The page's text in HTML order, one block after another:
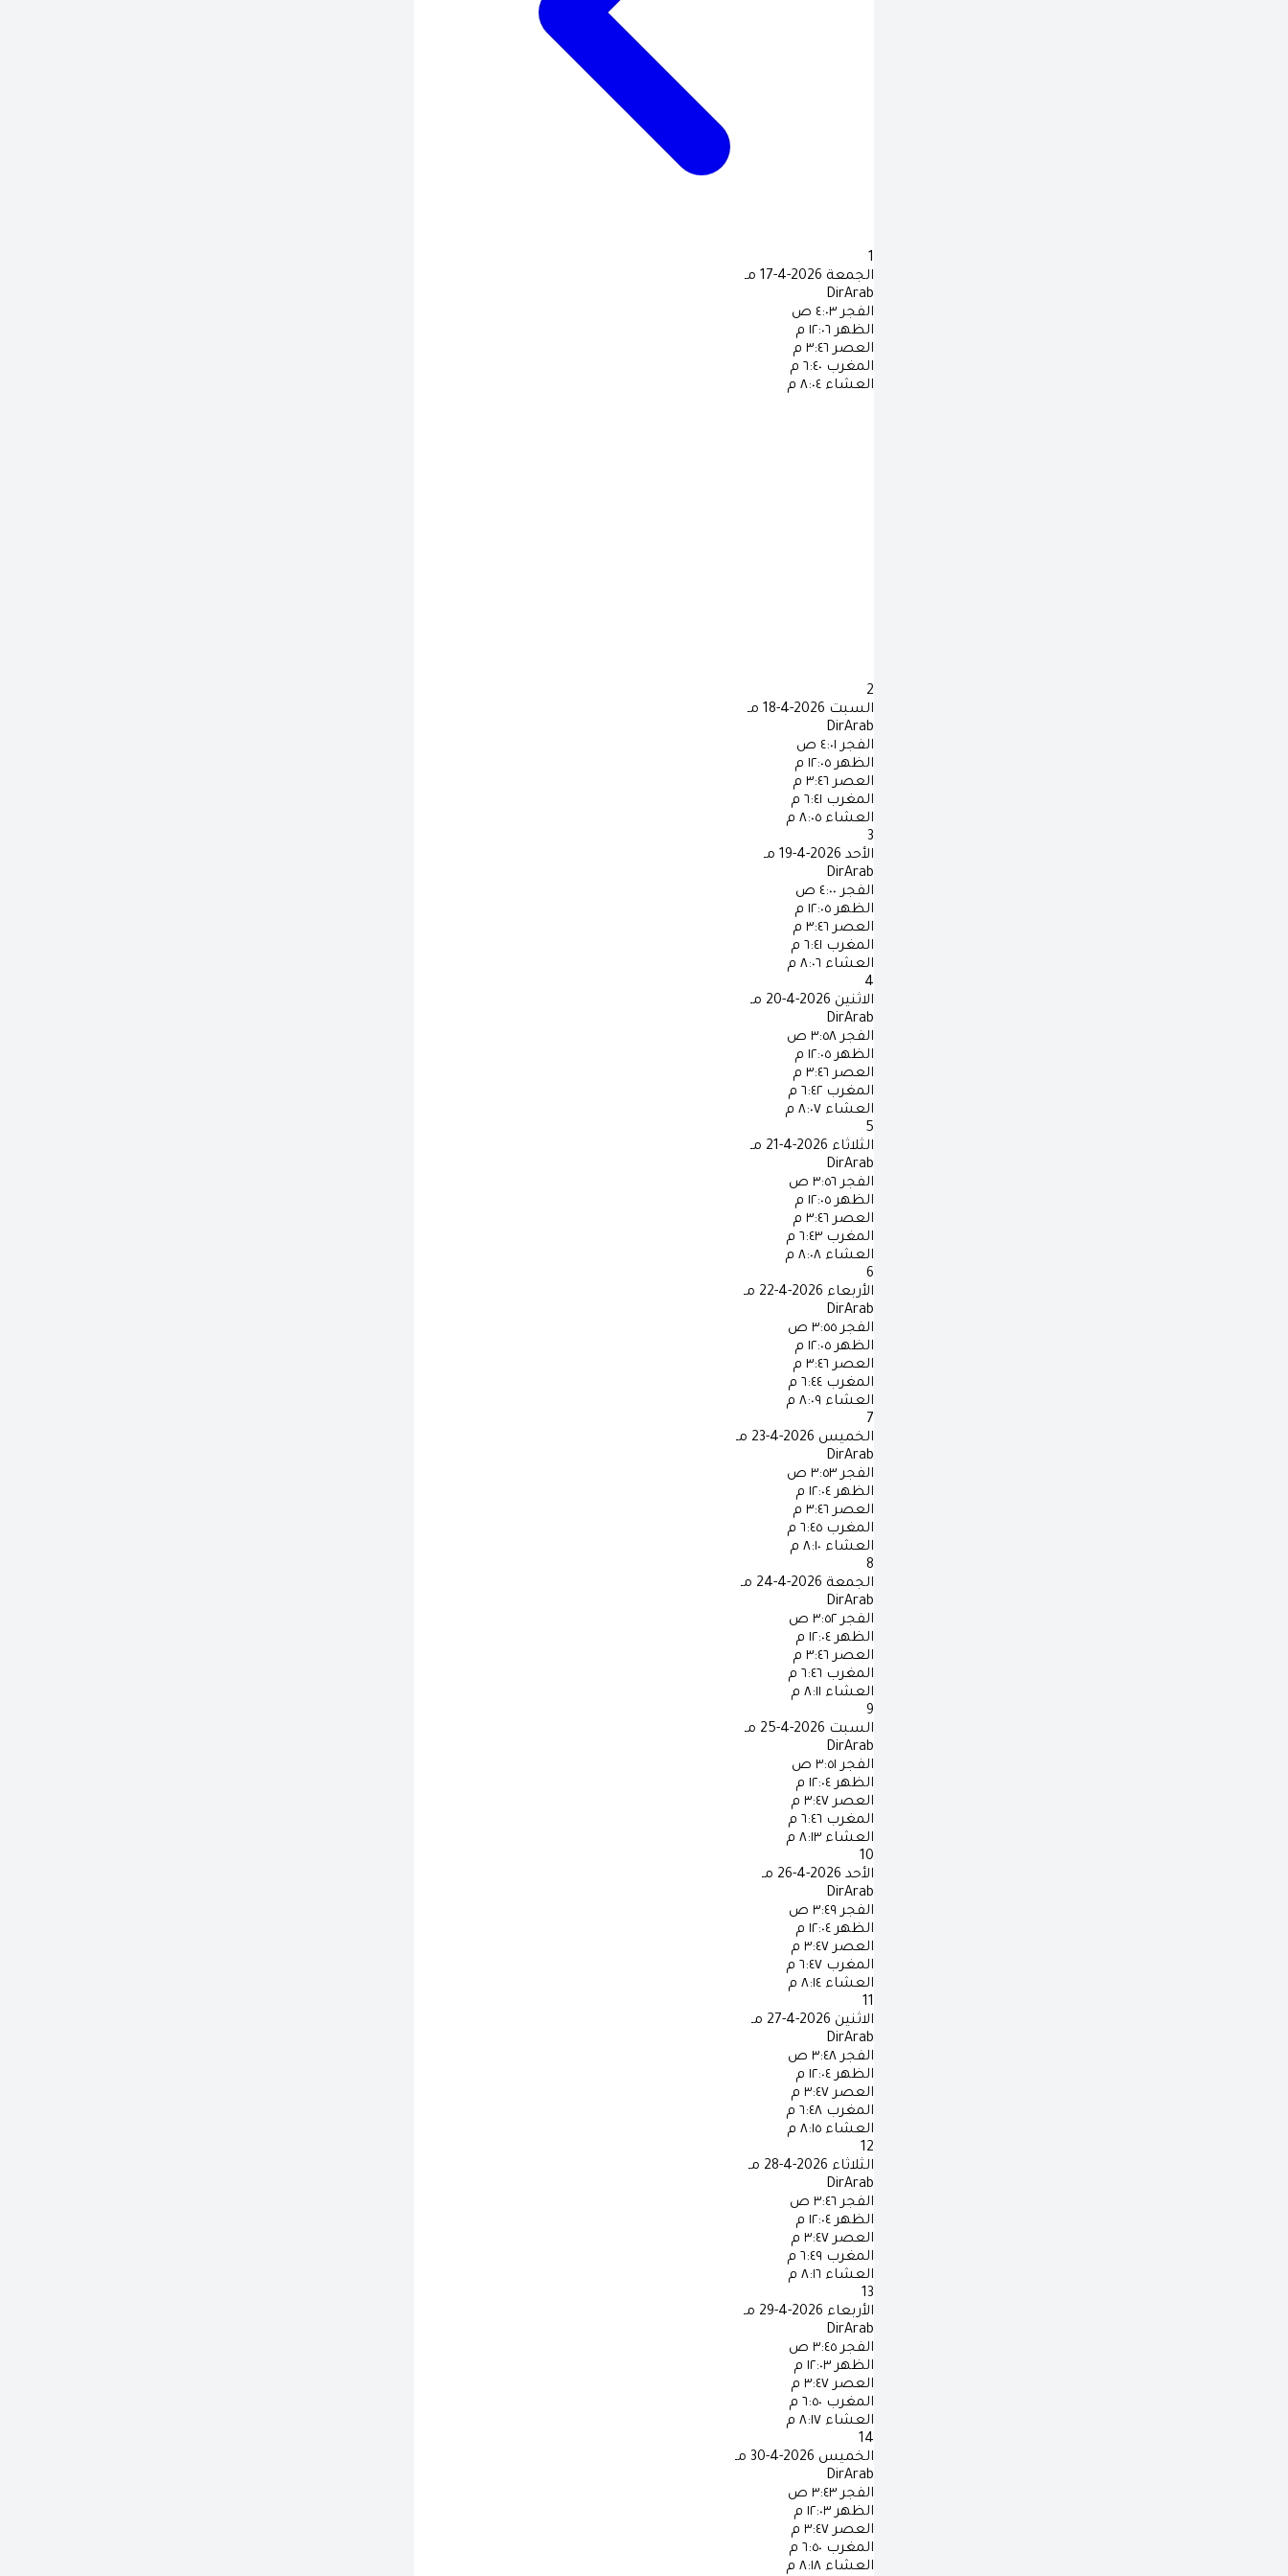
1
الجمعة 2026-4-17 مـ
DirArab
الفجر ٤:٠٣ ص
الظهر ١٢:٠٦ م
العصر ٣:٤٦ م
المغرب ٦:٤٠ م
العشاء ٨:٠٤ م
2
السبت 2026-4-18 مـ
DirArab
الفجر ٤:٠١ ص
الظهر ١٢:٠٥ م
العصر ٣:٤٦ م
المغرب ٦:٤١ م
العشاء ٨:٠٥ م
3
الأحد 2026-4-19 مـ
DirArab
الفجر ٤:٠٠ ص
الظهر ١٢:٠٥ م
العصر ٣:٤٦ م
المغرب ٦:٤١ م
العشاء ٨:٠٦ م
4
الاثنين 2026-4-20 مـ
DirArab
الفجر ٣:٥٨ ص
الظهر ١٢:٠٥ م
العصر ٣:٤٦ م
المغرب ٦:٤٢ م
العشاء ٨:٠٧ م
5
الثلاثاء 2026-4-21 مـ
DirArab
الفجر ٣:٥٦ ص
الظهر ١٢:٠٥ م
العصر ٣:٤٦ م
المغرب ٦:٤٣ م
العشاء ٨:٠٨ م
6
الأربعاء 2026-4-22 مـ
DirArab
الفجر ٣:٥٥ ص
الظهر ١٢:٠٥ م
العصر ٣:٤٦ م
المغرب ٦:٤٤ م
العشاء ٨:٠٩ م
7
الخميس 2026-4-23 مـ
DirArab
الفجر ٣:٥٣ ص
الظهر ١٢:٠٤ م
العصر ٣:٤٦ م
المغرب ٦:٤٥ م
العشاء ٨:١٠ م
8
الجمعة 2026-4-24 مـ
DirArab
الفجر ٣:٥٢ ص
الظهر ١٢:٠٤ م
العصر ٣:٤٦ م
المغرب ٦:٤٦ م
العشاء ٨:١١ م
9
السبت 2026-4-25 مـ
DirArab
الفجر ٣:٥١ ص
الظهر ١٢:٠٤ م
العصر ٣:٤٧ م
المغرب ٦:٤٦ م
العشاء ٨:١٣ م
10
الأحد 2026-4-26 مـ
DirArab
الفجر ٣:٤٩ ص
الظهر ١٢:٠٤ م
العصر ٣:٤٧ م
المغرب ٦:٤٧ م
العشاء ٨:١٤ م
11
الاثنين 2026-4-27 مـ
DirArab
الفجر ٣:٤٨ ص
الظهر ١٢:٠٤ م
العصر ٣:٤٧ م
المغرب ٦:٤٨ م
العشاء ٨:١٥ م
12
الثلاثاء 2026-4-28 مـ
DirArab
الفجر ٣:٤٦ ص
الظهر ١٢:٠٤ م
العصر ٣:٤٧ م
المغرب ٦:٤٩ م
العشاء ٨:١٦ م
13
الأربعاء 2026-4-29 مـ
DirArab
الفجر ٣:٤٥ ص
الظهر ١٢:٠٣ م
العصر ٣:٤٧ م
المغرب ٦:٥٠ م
العشاء ٨:١٧ م
14
الخميس 2026-4-30 مـ
DirArab
الفجر ٣:٤٣ ص
الظهر ١٢:٠٣ م
العصر ٣:٤٧ م
المغرب ٦:٥٠ م
العشاء ٨:١٨ م